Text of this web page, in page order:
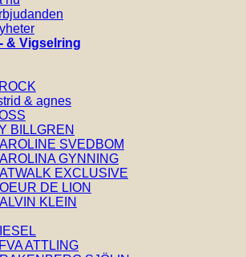
& Vigselring
& agnes
BILLGREN
SVEDBOM
GYNNING
EXCLUSIVE
DE LION
KLEIN
ATTLING